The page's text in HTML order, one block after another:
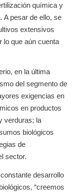
química y
A pesar de ello, se
extensivos
lo que aún cuenta
en la última
del segmento de
exigencias en
en productos
verduras; la
biológicos
de
sector.
desarrollo
“creemos